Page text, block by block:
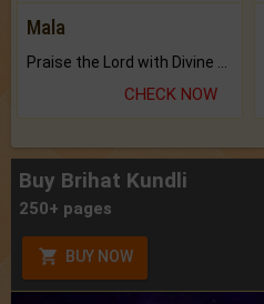
Mala
Praise the Lord with Divine Energies of Mala.
CHECK NOW
Buy Brihat Kundli
250+ pages
BUY NOW